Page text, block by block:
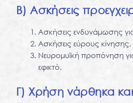
B) Ασκήσεις
Ασκήσεις ενδυνάμωσης
Ασκήσεις εύρους κίνησης.
Νευρομυϊκή προπόνηση για
εφικτό.
Γ) Χρήση νάρθηκα